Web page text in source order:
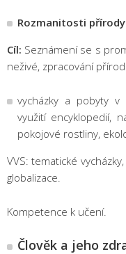
Rozmanitosti přírody
Cíl: Seznámení se s
neživé, zpracování
vycházky a pobyty v
využití encyklopedií,
pokojové rostliny,
VVS: tematické
globalizace.
Kompetence k učení.
Člověk a jeho